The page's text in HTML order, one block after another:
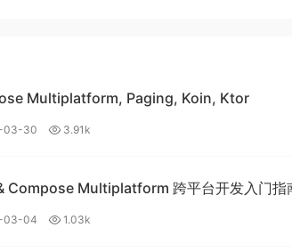
Multiplatform, Paging, Koin, Ktor
03-30 3.91k
Compose Multiplatform 跨平台开发入门指
的移动应用
03-04 1.03k